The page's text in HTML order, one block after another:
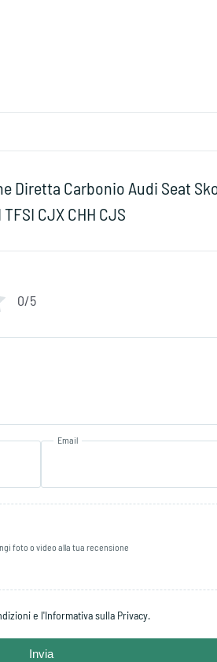
Diretta Carbonio Audi Seat
TFSI CJX CHH CJS
0/5
Email
foto o video alla tua recensione
e l'Informativa sulla Privacy.
Invia